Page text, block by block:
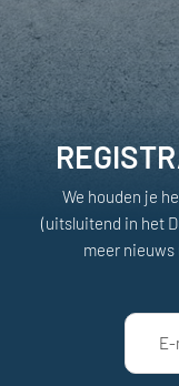
We houden je
(uitsluitend in het
meer